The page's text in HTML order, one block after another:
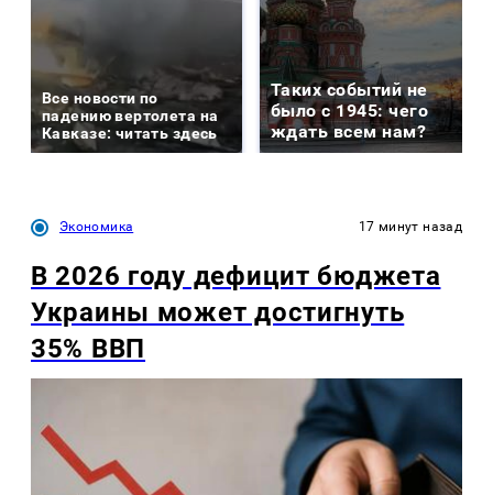
Все новости по
падению вертолета на
Кавказе: читать здесь
Таких событий не
было с 1945: чего
ждать всем нам?
Экономика 17 минут назад
В 2026 году дефицит бюджета
Украины может достигнуть
35% ВВП